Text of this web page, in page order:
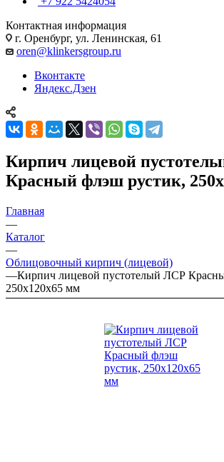
Контактная информация
г. Оренбург, ул. Ленинская, 61
oren@klinkersgroup.ru
Вконтакте
Яндекс.Дзен
Кирпич лицевой
Красный флэш рустик,
Главная
—
Каталог
—
Облицовочный кирпич (лицевой)
—Кирпич лицевой пустотелый ЛСР
250x120x65 мм